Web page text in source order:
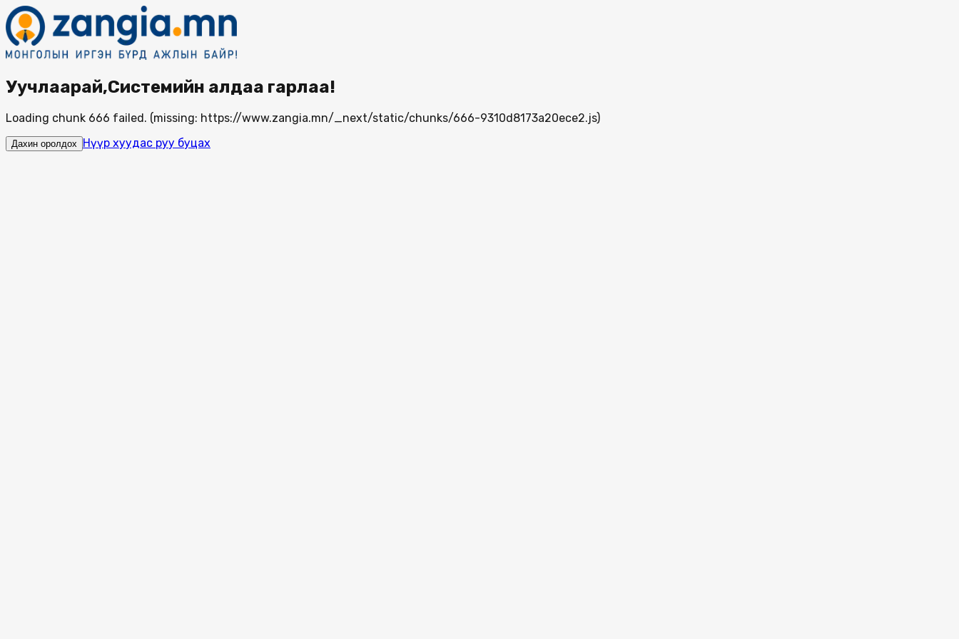
Уучлаарай,Системийн алдаа гарлаа!
Loading chunk 666 failed. (missing: https://www.zangia.mn/_next/static/chunks/666-9310d8173a20ece2.js)
Дахин оролдох Нүүр хуудас руу буцах